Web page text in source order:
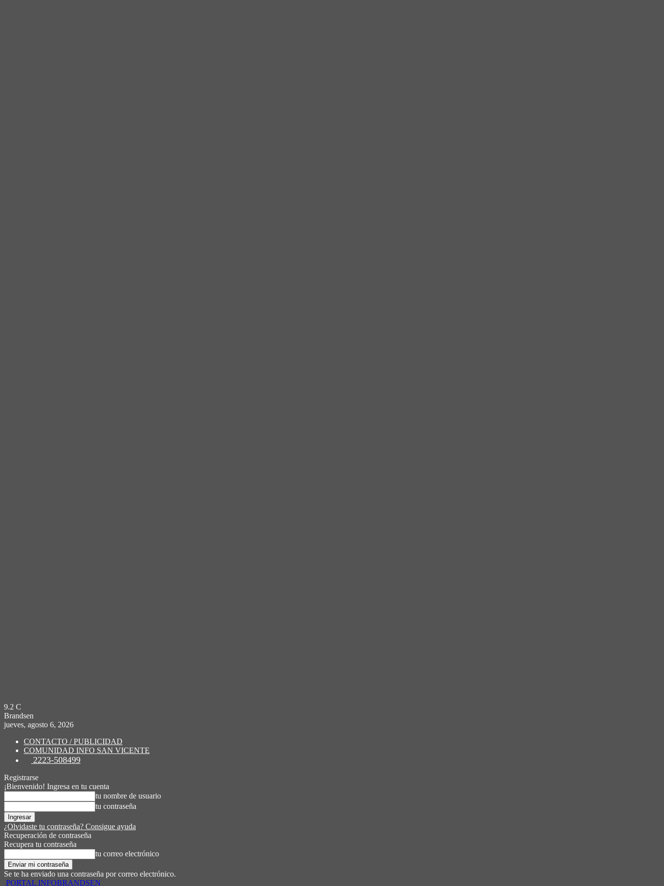
9.2 C
Brandsen
jueves, agosto 6, 2026
CONTACTO / PUBLICIDAD
COMUNIDAD INFO SAN VICENTE
2223-508499
Registrarse
¡Bienvenido! Ingresa en tu cuenta
tu nombre de usuario
tu contraseña
¿Olvidaste tu contraseña? Consigue ayuda
Recuperación de contraseña
Recupera tu contraseña
tu correo electrónico
Se te ha enviado una contraseña por correo electrónico.
PORTAL INFOBRANDSEN